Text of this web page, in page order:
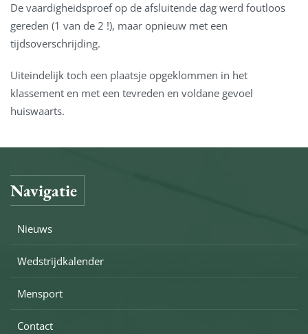
De vaardigheidsproef op de afsluitende dag werd foutloos
gereden (1 van de 2 !), maar opnieuw met een
tijdsoverschrijding.
Uiteindelijk toch een plaatsje opgeklommen in het
klassement en met een tevreden en voldane gevoel
huiswaarts.
Navigatie
Nieuws
Wedstrijdkalender
Mensport
Contact